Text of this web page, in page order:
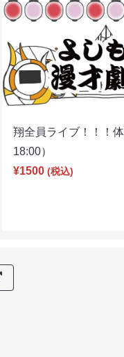
翔全員ライブ！！！
18:00）
¥1500 (税込)